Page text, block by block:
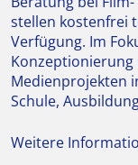
stellen kostenfrei
Verfügung. Im
Medienprojekten
Schule,
Weitere